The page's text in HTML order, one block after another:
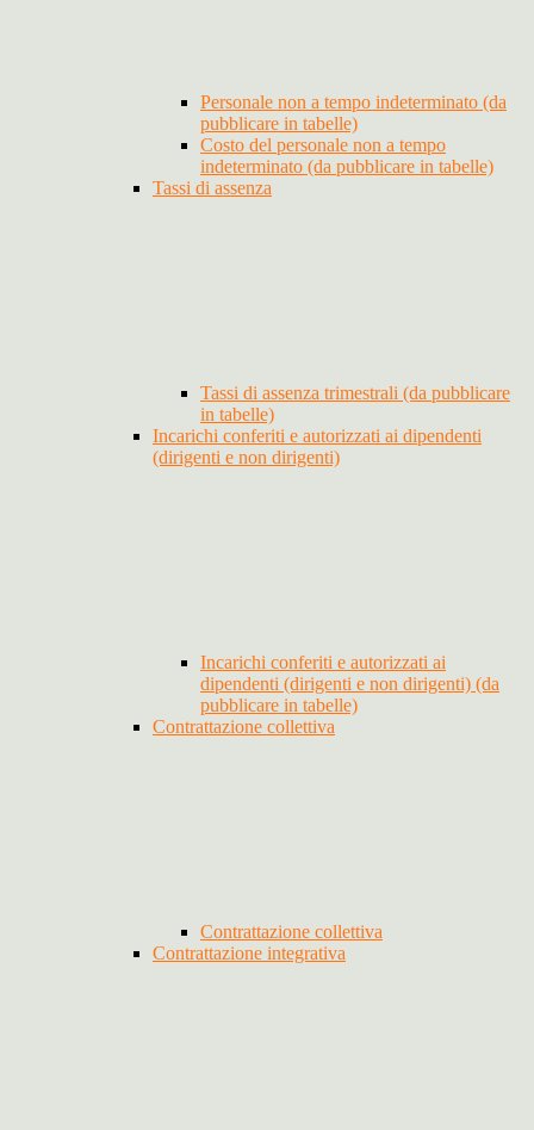
Personale non a tempo indeterminato (da
pubblicare in tabelle)
Costo del personale non a tempo
indeterminato (da pubblicare in tabelle)
Tassi di assenza
Tassi di assenza trimestrali (da pubblicare
in tabelle)
Incarichi conferiti e autorizzati ai dipendenti
(dirigenti e non dirigenti)
Incarichi conferiti e autorizzati ai
dipendenti (dirigenti e non dirigenti) (da
pubblicare in tabelle)
Contrattazione collettiva
Contrattazione collettiva
Contrattazione integrativa